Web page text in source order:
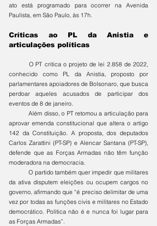
ato está programado para ocorrer na Avenida
Paulista, em São Paulo, às 17h.
Críticas ao PL da Anistia e
articulações políticas
	O PT critica o projeto de lei 2.858 de 2022,
conhecido como PL da Anistia, proposto por
parlamentares apoiadores de Bolsonaro, que busca
perdoar aqueles acusados de participar dos
eventos de 8 de janeiro.
	Além disso, o PT retomou a articulação para
aprovar emenda constitucional que altera o artigo
142 da Constituição. A proposta, dos deputados
Carlos Zarattini (PT-SP) e Alencar Santana (PT-SP),
defende que as Forças Armadas não têm função
moderadora na democracia.
	O partido também quer impedir que militares
da ativa disputem eleições ou ocupem cargos no
governo, afirmando que “é preciso delimitar de uma
vez por todas as funções civis e militares no Estado
democrático. Política não é e nunca foi lugar para
as Forças Armadas”.